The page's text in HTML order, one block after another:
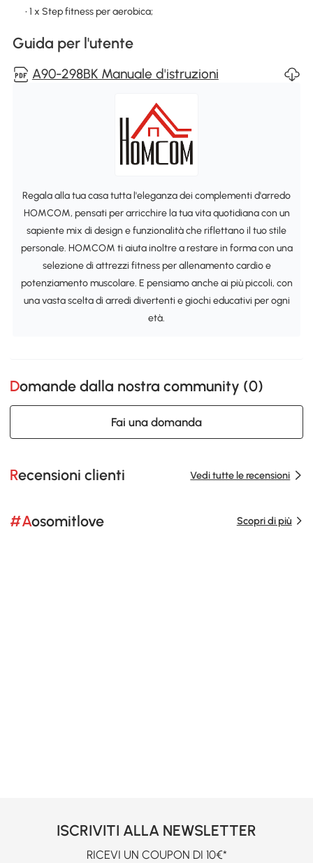
• 1 x Step fitness per aerobica;
Guida per l'utente
A90-298BK Manuale d'istruzioni
Regala alla tua casa tutta l'eleganza dei complementi d'arredo
HOMCOM, pensati per arricchire la tua vita quotidiana con un
sapiente mix di design e funzionalità che riflettano il tuo stile
personale. HOMCOM ti aiuta inoltre a restare in forma con una
selezione di attrezzi fitness per allenamento cardio e
potenziamento muscolare. E pensiamo anche ai più piccoli, con
una vasta scelta di arredi divertenti e giochi educativi per ogni
età.
Domande dalla nostra community (0)
Fai una domanda
Recensioni clienti Vedi tutte le recensioni
#Aosomitlove Scopri di più
ISCRIVITI ALLA NEWSLETTER
RICEVI UN COUPON DI 10€*